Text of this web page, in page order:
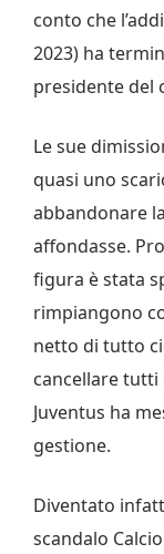
conto che
2023) ha
presidente del
Le sue
quasi uno
abbandonare
affondasse.
figura è stata
rimpiangono
netto di tutto
cancellare tutti
Juventus ha
gestione.
Diventato
scandalo